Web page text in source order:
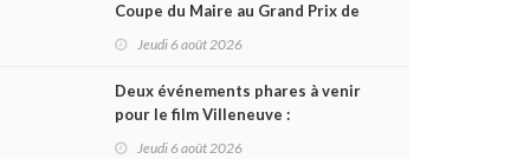
Coupe du Maire au Grand Prix de
Trois-Rivières
Jeudi 6 août 2026
Deux événements phares à venir
pour le film Villeneuve :
L'ascension d'une légende (+
Jeudi 6 août 2026